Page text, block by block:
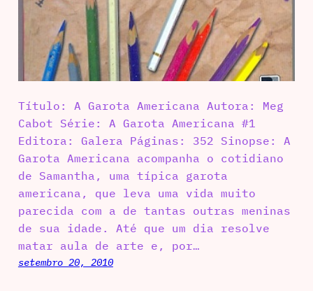
Título: A Garota Americana Autora: Meg
Cabot Série: A Garota Americana #1
Editora: Galera Páginas: 352 Sinopse: A
Garota Americana acompanha o cotidiano
de Samantha, uma típica garota
americana, que leva uma vida muito
parecida com a de tantas outras meninas
de sua idade. Até que um dia resolve
matar aula de arte e, por…
setembro 20, 2010